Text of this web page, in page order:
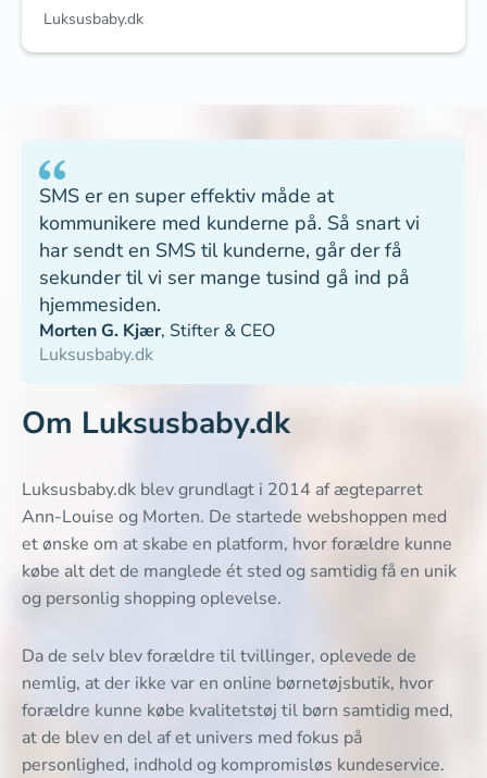
Luksusbaby.dk
SMS er en super effektiv måde at
kommunikere med kunderne på. Så snart vi
har sendt en SMS til kunderne, går der få
sekunder til vi ser mange tusind gå ind på
hjemmesiden.
Morten G. Kjær, Stifter & CEO
Luksusbaby.dk
Om Luksusbaby.dk
Luksusbaby.dk blev grundlagt i 2014 af ægteparret
Ann-Louise og Morten. De startede webshoppen med
et ønske om at skabe en platform, hvor forældre kunne
købe alt det de manglede ét sted og samtidig få en unik
og personlig shopping oplevelse.
Da de selv blev forældre til tvillinger, oplevede de
nemlig, at der ikke var en online børnetøjsbutik, hvor
forældre kunne købe kvalitetstøj til børn samtidig med,
at de blev en del af et univers med fokus på
personlighed, indhold og kompromisløs kundeservice.